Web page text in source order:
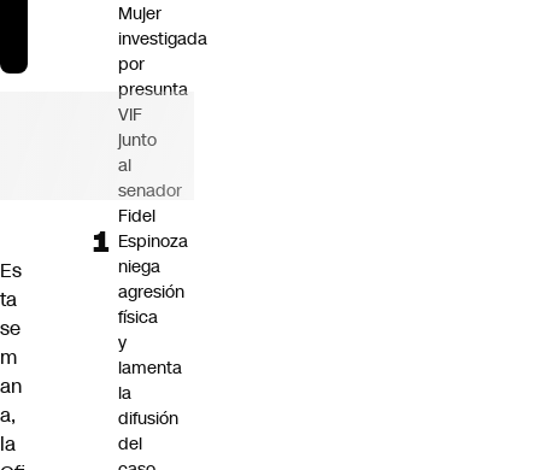
Es
ta
se
m
an
a,
la
Mujer
investigada
por
presunta
VIF
junto
al
senador
Fidel
Espinoza
niega
agresión
física
y
lamenta
la
difusión
del